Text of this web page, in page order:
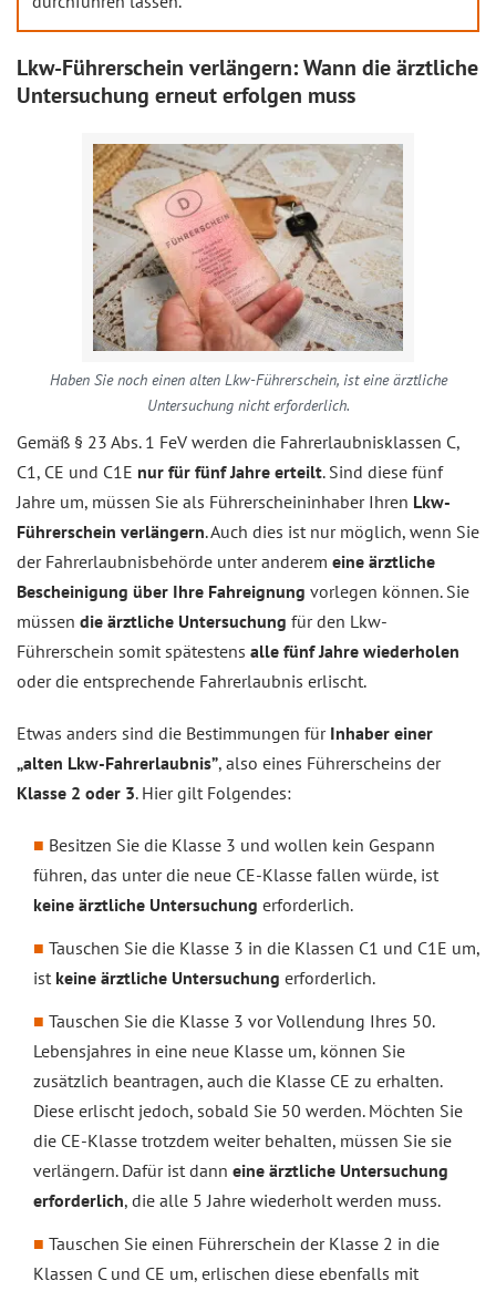
Lkw-Führerschein verlängern: Wann die ärztliche
Untersuchung erneut erfolgen muss
Haben Sie noch einen alten Lkw-Führerschein, ist eine ärztliche
Untersuchung nicht erforderlich.
Gemäß § 23 Abs. 1 FeV werden die Fahrerlaubnisklassen C,
C1, CE und C1E nur für fünf Jahre erteilt. Sind diese fünf
Jahre um, müssen Sie als Führerscheininhaber Ihren Lkw-
Führerschein verlängern. Auch dies ist nur möglich, wenn Sie
der Fahrerlaubnisbehörde unter anderem eine ärztliche
Bescheinigung über Ihre Fahreignung vorlegen können. Sie
müssen die ärztliche Untersuchung für den Lkw-
Führerschein somit spätestens alle fünf Jahre wiederholen
oder die entsprechende Fahrerlaubnis erlischt.
Etwas anders sind die Bestimmungen für Inhaber einer
„alten Lkw-Fahrerlaubnis”, also eines Führerscheins der
Klasse 2 oder 3. Hier gilt Folgendes:
Besitzen Sie die Klasse 3 und wollen kein Gespann
führen, das unter die neue CE-Klasse fallen würde, ist
keine ärztliche Untersuchung erforderlich.
Tauschen Sie die Klasse 3 in die Klassen C1 und C1E um,
ist keine ärztliche Untersuchung erforderlich.
Tauschen Sie die Klasse 3 vor Vollendung Ihres 50.
Lebensjahres in eine neue Klasse um, können Sie
zusätzlich beantragen, auch die Klasse CE zu erhalten.
Diese erlischt jedoch, sobald Sie 50 werden. Möchten Sie
die CE-Klasse trotzdem weiter behalten, müssen Sie sie
verlängern. Dafür ist dann eine ärztliche Untersuchung
erforderlich, die alle 5 Jahre wiederholt werden muss.
Tauschen Sie einen Führerschein der Klasse 2 in die
Klassen C und CE um, erlischen diese ebenfalls mit